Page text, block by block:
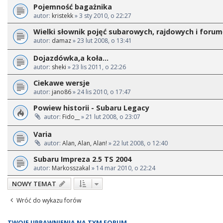
Pojemność bagażnika
autor: kristekk» 3 sty 2010, o 22:27
Wielki słownik pojęć subarowych, rajdowych i
autor: damaz» 23 lut 2008, o 13:41
Dojazdówka,a koła...
autor: sheki » 23 lis 2011, o 22:26
Ciekawe wersje
autor: jano86» 24 lis 2010, o 17:47
Powiew historii - Subaru Legacy
autor: Fido__ » 21 lut 2008, o 23:07
Varia
autor: Alan, Alan, Alan! » 22 lut 2008, o 12:40
Subaru Impreza 2.5 TS 2004
autor: Markosszakal » 14 mar 2010, o 22:24
NOWY TEMAT
Wróć do wykazu forów